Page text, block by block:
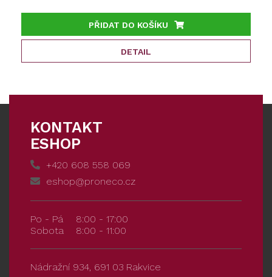
PŘIDAT DO KOŠÍKU
DETAIL
KONTAKT
ESHOP
+420 608 558 069
eshop@proneco.cz
Po - Pá
8:00 - 17:00
Sobota
8:00 - 11:00
Nádražní 934, 691 03 Rakvice